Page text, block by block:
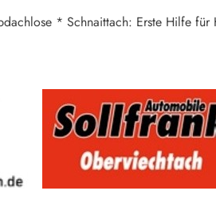
* Schnaittach: Erste Hilfe für